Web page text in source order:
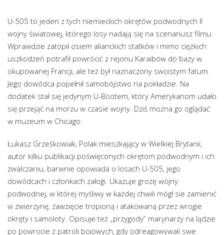
U-505 to jeden z tych niemieckich okrętów podwodnych II
wojny światowej, którego losy nadają się na scenariusz filmu.
Wprawdzie zatopił osiem alianckich statków i mimo ciężkich
uszkodzeń potrafił powrócić z rejonu Karaibów do bazy w
okupowanej Francji, ale też był naznaczony swoistym fatum.
Jego dowódca popełnił samobójstwo na pokładzie. Na
dodatek stał się jedynym U-Bootem, który Amerykanom udało
się przejąć na morzu w czasie wojny. Dziś można go oglądać
w muzeum w Chicago.
Łukasz Grześkowiak, Polak mieszkający w Wielkiej Brytanii,
autor kilku publikacji poświęconych okrętom podwodnym i ich
zwalczaniu, barwnie opowiada o losach U-505, jego
dowódcach i członkach załogi. Ukazuje grozę wojny
podwodnej, w której myśliwy w każdej chwili mógł sie zamienić
w zwierzynę, zawzięcie tropioną i atakowaną przez wrogie
okręty i samoloty. Opisuje też „przygody” marynarzy na lądzie
po powrocie z patroli bojowych, gdy odreagowywali swe